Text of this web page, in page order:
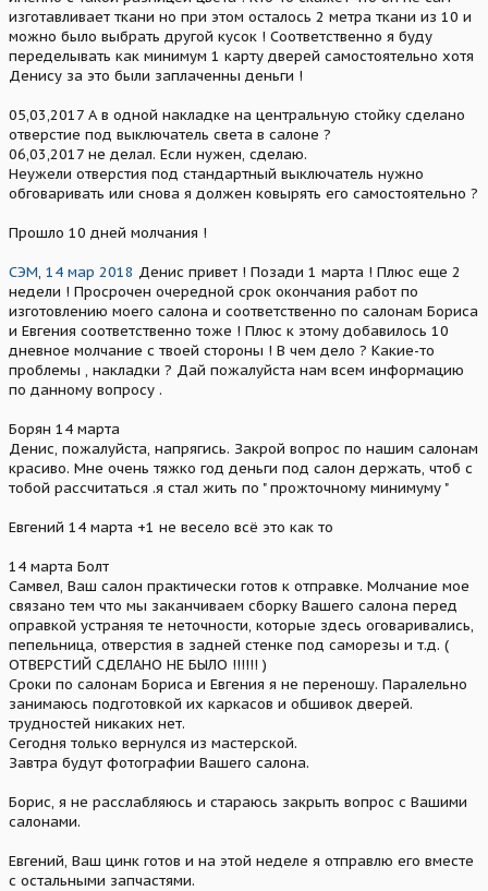
изготавливает ткани но при этом осталось 2 метра ткани из 10 и
можно было выбрать другой кусок ! Соответственно я буду
переделывать как минимум 1 карту дверей самостоятельно хотя
Денису за это были заплаченны деньги !
05,03,2017 А в одной накладке на центральную стойку сделано
отверстие под выключатель света в салоне ?
06,03,2017 не делал. Если нужен, сделаю.
Неужели отверстия под стандартный выключатель нужно
обговаривать или снова я должен ковырять его самостоятельно ?
Прошло 10 дней молчания !
СЭМ, 14 мар 2018 Денис привет ! Позади 1 марта ! Плюс еще 2
недели ! Просрочен очередной срок окончания работ по
изготовлению моего салона и соответственно по салонам Бориса
и Евгения соответственно тоже ! Плюс к этому добавилось 10
дневное молчание с твоей стороны ! В чем дело ? Какие-то
проблемы , накладки ? Дай пожалуйста нам всем информацию
по данному вопросу .
Борян 14 марта
Денис, пожалуйста, напрягись. Закрой вопрос по нашим салонам
красиво. Мне очень тяжко год деньги под салон держать, чтоб с
тобой рассчитаться .я стал жить по " прожточному минимуму "
Евгений 14 марта +1 не весело всё это как то
14 марта Болт
Самвел, Ваш салон практически готов к отправке. Молчание мое
связано тем что мы заканчиваем сборку Вашего салона перед
оправкой устраняя те неточности, которые здесь оговаривались,
пепельница, отверстия в задней стенке под саморезы и т.д. (
ОТВЕРСТИЙ СДЕЛАНО НЕ БЫЛО !!!!!! )
Сроки по салонам Бориса и Евгения я не переношу. Паралельно
занимаюсь подготовкой их каркасов и обшивок дверей.
трудностей никаких нет.
Сегодня только вернулся из мастерской.
Завтра будут фотографии Вашего салона.
Борис, я не расслабляюсь и стараюсь закрыть вопрос с Вашими
салонами.
Евгений, Ваш цинк готов и на этой неделе я отправлю его вместе
с остальными запчастями.